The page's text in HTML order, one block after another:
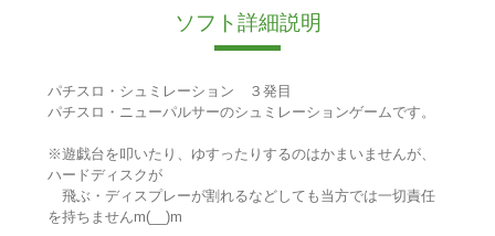
ソフト詳細説明
パチスロ・シュミレーション ３発目
パチスロ・ニューパルサーのシュミレーションゲームです。
※遊戯台を叩いたり、ゆすったりするのはかまいませんが、
ハードディスクが
飛ぶ・ディスプレーが割れるなどしても当方では一切責任
を持ちませんm(__)m